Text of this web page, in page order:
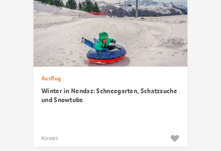
Ausflug
Winter in Nendaz: Schneegarten, Schatzsuche
und Snowtube
Kostet